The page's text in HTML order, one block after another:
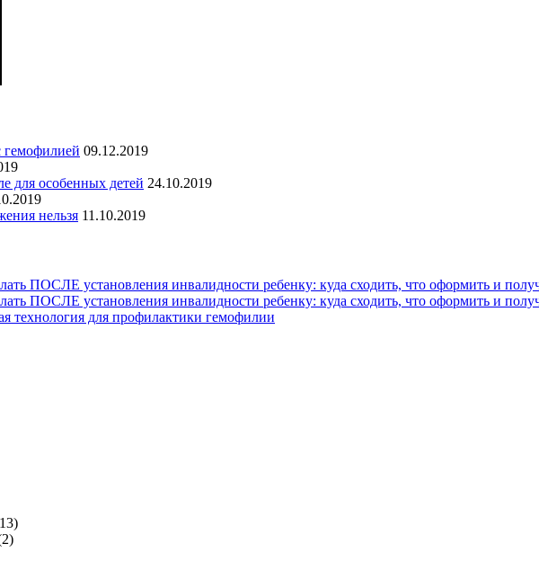
09.12.2019
для особенных детей 24.10.2019
нельзя 11.10.2019
ПОСЛЕ установления инвалидности ребенку: куда сходить, что оформить и
ПОСЛЕ установления инвалидности ребенку: куда сходить, что оформить и
технология для профилактики гемофилии